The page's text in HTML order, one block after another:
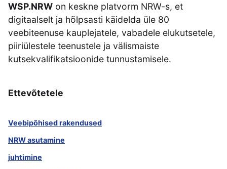
WSP.NRW on keskne platvorm NRW-s, et
digitaalselt ja hõlpsasti käidelda üle 80
veebiteenuse kauplejatele, vabadele elukutsetele,
piiriülestele teenustele ja välismaiste
kutsekvalifikatsioonide tunnustamisele.
Ettevõtetele
Veebipõhised rakendused
NRW asutamine
juhtimine